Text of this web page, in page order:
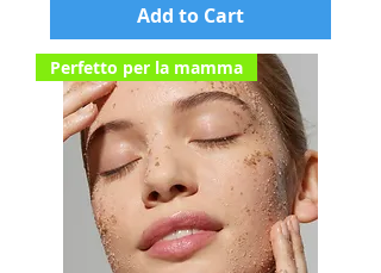
Add to Cart
Perfetto per la mamma